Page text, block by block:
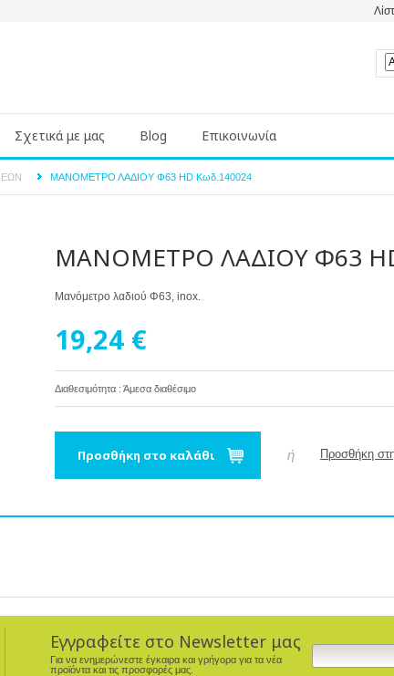
Σχετικά με μας Blog Επικοινωνία
ΜΑΝΟΜΕΤΡΟ ΛΑΔΙΟΥ Φ63 HD Κωδ.140024
ΜΑΝΟΜΕΤΡΟ ΛΑΔΙΟΥ Φ63
Μανόμετρο λαδιού Φ63, inox.
19,24 €
Διαθεσιμότητα : Άμεσα διαθέσιμο
Προσθήκη στο καλάθι ή Προσθήκη
Εγγραφείτε στο Newsletter μας
Για να ενημερώνεστε έγκαιρα και γρήγορα για τα νέα
προϊόντα και τις προσφορές μας.